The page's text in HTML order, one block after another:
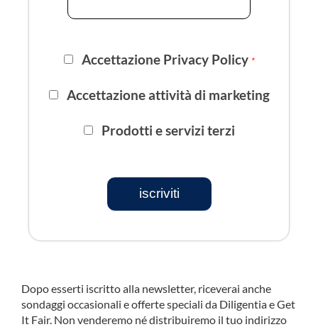
Accettazione Privacy Policy *
Accettazione attività di marketing
Prodotti e servizi terzi
iscriviti
Dopo esserti iscritto alla newsletter, riceverai anche
sondaggi occasionali e offerte speciali da Diligentia e Get
It Fair. Non venderemo né distribuiremo il tuo indirizzo